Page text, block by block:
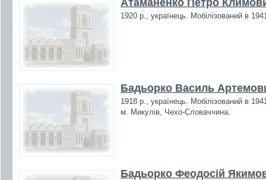
Атаманенко Петро
1920 р., українець. Мобілізований в
Бадьорко Василь
1918 р., українець. Мобілізований в
м. Микулів, Чехо-Словаччина.
Бадьорко Феодосій